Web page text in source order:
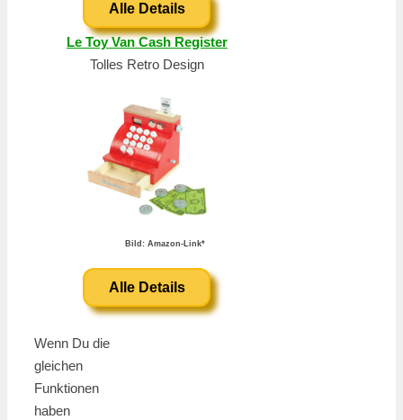
Alle Details
Le Toy Van Cash Register
Tolles Retro Design
Bild: Amazon-Link*
Alle Details
Wenn Du die
gleichen
Funktionen
haben